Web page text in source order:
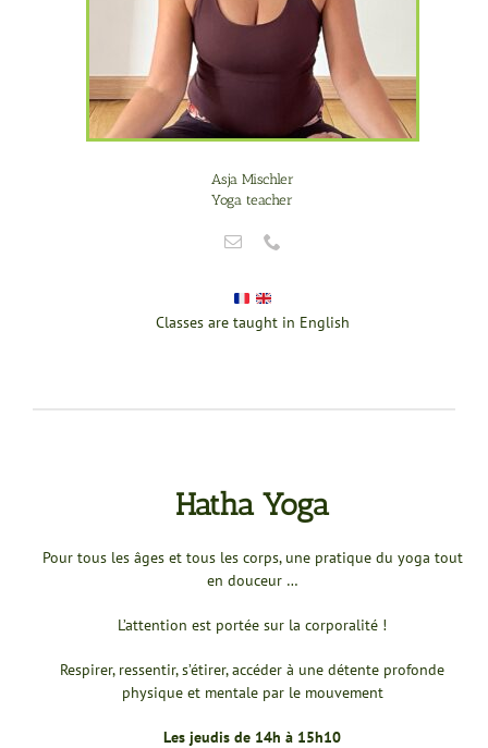
Asja Mischler
Yoga teacher
Classes are taught in English
Hatha Yoga
Pour tous les âges et tous les corps, une pratique du yoga tout
en douceur …
L’attention est portée sur la corporalité !
Respirer, ressentir, s’étirer, accéder à une détente profonde
physique et mentale par le mouvement
Les jeudis de 14h à 15h10